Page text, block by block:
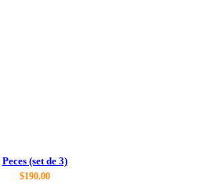
Peces (set de 3)
$190.00